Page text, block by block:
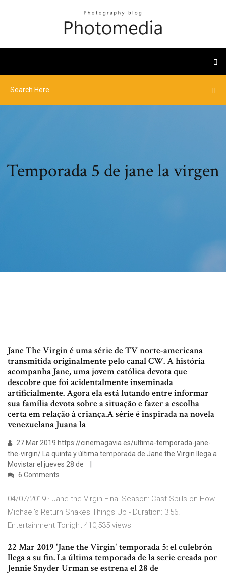
Temporada 5 de jane la virgen
Jane The Virgin é uma série de TV norte-americana
transmitida originalmente pelo canal CW. A história
acompanha Jane, uma jovem católica devota que
descobre que foi acidentalmente inseminada
artificialmente. Agora ela está lutando entre informar
sua família devota sobre a situação e fazer a escolha
certa em relação à criança.A série é inspirada na novela
venezuelana Juana la
27 Mar 2019 https://cinemagavia.es/ultima-temporada-jane-
the-virgin/ La quinta y última temporada de Jane the Virgin llega a
Movistar el jueves 28 de
6 Comments
04/07/2019 · Jane the Virgin Final Season: Cast Spills on How
Michael's Return Shakes Things Up - Duration: 3:56.
Entertainment Tonight 410,535 views
22 Mar 2019 'Jane the Virgin' temporada 5: el culebrón
llega a su fin. La última temporada de la serie creada por
Jennie Snyder Urman se estrena el 28 de